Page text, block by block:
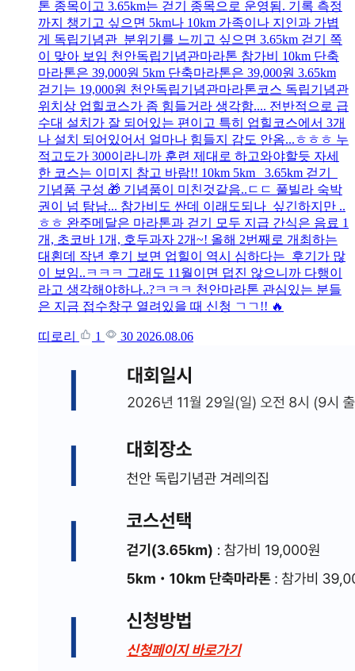
톤 종목이고 3.65km는 걷기 종목으로 운영됨. 기록 측정
까지 챙기고 싶으면 5km나 10km 가족이나 지인과 가볍
게 독립기념관 분위기를 느끼고 싶으면 3.65km 걷기 쪽
이 맞아 보임 천안독립기념관마라톤 참가비 10km 단축
마라톤은 39,000원 5km 단축마라톤은 39,000원 3.65km
걷기는 19,000원 천안독립기념관마라톤코스 독립기념관
위치상 업힐코스가 좀 힘들거라 생각함.... 전반적으로 급
수대 설치가 잘 되어있는 편이고 특히 업힐코스에서 3개
나 설치 되어있어서 얼마나 힘들지 감도 안옴...ㅎㅎㅎ 누
적고도가 300이라니까 훈련 제대로 하고와야할듯 자세
한 코스는 이미지 참고 바람!! 10km 5km 3.65km 걷기
기념품 구성 🎁 기념품이 미친것같음..ㄷㄷ 풀빌라 숙박
권이 넘 탐남... 참가비도 싼데 이래도되나 싶긴하지만 ..
ㅎㅎ 완주메달은 마라톤과 걷기 모두 지급 간식은 음료 1
개, 초코바 1개, 호두과자 2개~! 올해 2번째로 개최하는
대횐데 작년 후기 보면 업힐이 역시 심하다는 후기가 많
이 보임..ㅋㅋㅋ 그래도 11월이면 덥진 않으니까 다행이
라고 생각해야하나..?ㅋㅋㅋ 천안마라톤 관심있는 분들
은 지금 접수창구 열려있을 때 신청 ㄱㄱ!! 🔥
띠로리 1 30 2026.08.06